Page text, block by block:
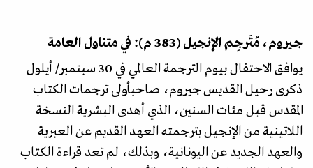
جيروم، مُتَرجِم الإنجيل (383 م): في متناول العامة
يوافق الاحتفال بيوم الترجمة العالمي في 30 سبتمبر/ أيلول
ذكرى رحيل القديس جيروم، صاحبأولى ترجمات الكتاب
المقدس قبل مئات السنين، الذي أهدى البشرية النسخة
اللاتينية من الإنجيل بترجمته العهد القديم عن العبرية
والعهد الجديد عن اليونانية، وبذلك، لم تعد قراءة الكتاب